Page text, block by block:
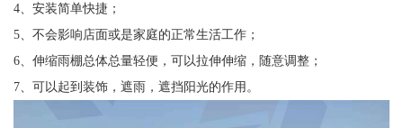
4、安装简单快捷；
5、不会影响店面或是家庭的正常生活工作；
6、伸缩雨棚总体总量轻便，可以拉伸伸缩，随意调整；
7、可以起到装饰，遮雨，遮挡阳光的作用。